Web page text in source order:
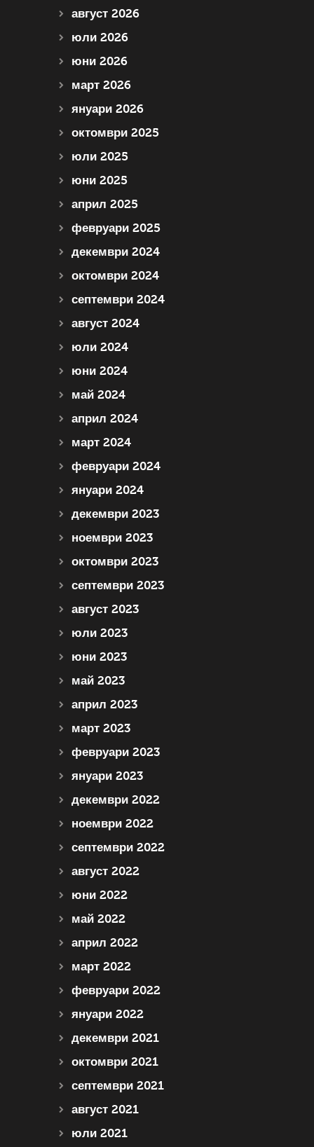
август 2026
юли 2026
юни 2026
март 2026
януари 2026
октомври 2025
юли 2025
юни 2025
април 2025
февруари 2025
декември 2024
октомври 2024
септември 2024
август 2024
юли 2024
юни 2024
май 2024
април 2024
март 2024
февруари 2024
януари 2024
декември 2023
ноември 2023
октомври 2023
септември 2023
август 2023
юли 2023
юни 2023
май 2023
април 2023
март 2023
февруари 2023
януари 2023
декември 2022
ноември 2022
септември 2022
август 2022
юни 2022
май 2022
април 2022
март 2022
февруари 2022
януари 2022
декември 2021
октомври 2021
септември 2021
август 2021
юли 2021